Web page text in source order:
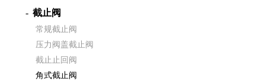
截止阀
常规截止阀
压力阀盖截止阀
截止止回阀
角式截止阀